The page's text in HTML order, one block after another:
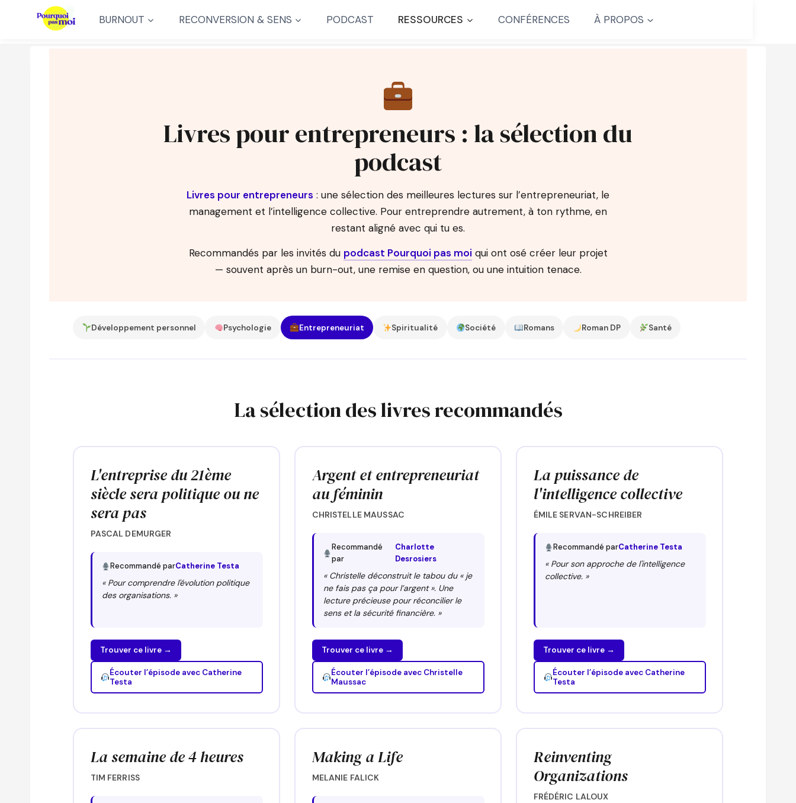
BURNOUT RECONVERSION & SENS PODCAST RESSOURCES CONFÉRENCES À PROPOS
Livres pour entrepreneurs : la sélection du
podcast
Livres pour entrepreneurs : une sélection des meilleures lectures sur l’entrepreneuriat, le
management et l’intelligence collective. Pour entreprendre autrement, à ton rythme, en
restant aligné avec qui tu es.
Recommandés par les invités du podcast Pourquoi pas moi qui ont osé créer leur projet
— souvent après un burn-out, une remise en question, ou une intuition tenace.
Développement personnel Psychologie Entrepreneuriat Spiritualité Société Romans Roman DP Santé
La sélection des livres recommandés
L'entreprise du 21ème
siècle sera politique ou ne
sera pas
PASCAL DEMURGER
Recommandé parCatherine Testa
« Pour comprendre l'évolution politique
des organisations. »
Trouver ce livre →
Écouter l’épisode avec Catherine
Testa
Argent et entrepreneuriat
au féminin
CHRISTELLE MAUSSAC
Recommandé
par
Charlotte
Desrosiers
« Christelle déconstruit le tabou du « je
ne fais pas ça pour l’argent ». Une
lecture précieuse pour réconcilier le
sens et la sécurité financière. »
Trouver ce livre →
Écouter l’épisode avec Christelle
Maussac
La puissance de
l'intelligence collective
ÉMILE SERVAN-SCHREIBER
Recommandé parCatherine Testa
« Pour son approche de l'intelligence
collective. »
Trouver ce livre →
Écouter l’épisode avec Catherine
Testa
La semaine de 4 heures
TIM FERRISS
Making a Life
MELANIE FALICK
Reinventing
Organizations
FRÉDÉRIC LALOUX